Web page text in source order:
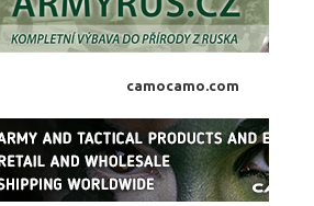
camocamo.com